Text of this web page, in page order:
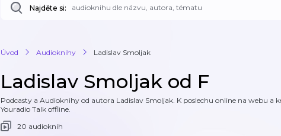
Najděte si:
Úvod Audioknihy Ladislav Smoljak
Ladislav Smoljak od F
Podcasty a Audioknihy od autora Ladislav Smoljak. K poslechu online na webu a
Youradio Talk offline.
20 audioknih